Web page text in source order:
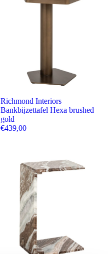
Richmond Interiors
Bankbijzettafel Hexa brushed
gold
€439,00